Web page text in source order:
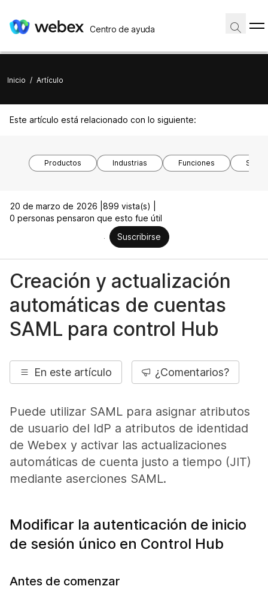
Centro de ayuda
Inicio / Artículo
Este artículo está relacionado con lo siguiente:
Productos Industrias Funciones
20 de marzo de 2026 | 899 vista(s) |
0 personas pensaron que esto fue útil
Suscribirse
Creación y actualización
automáticas de cuentas
SAML para control Hub
En este artículo ¿Comentarios?
Puede utilizar SAML para asignar atributos
de usuario del IdP a atributos de identidad
de Webex y activar las actualizaciones
automáticas de cuenta justo a tiempo (JIT)
mediante aserciones SAML.
Modificar la autenticación de inicio
de sesión único en Control Hub
Antes de comenzar